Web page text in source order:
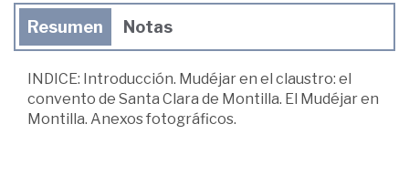
Resumen Notas
INDICE: Introducción. Mudéjar en el claustro: el
convento de Santa Clara de Montilla. El Mudéjar en
Montilla. Anexos fotográficos.